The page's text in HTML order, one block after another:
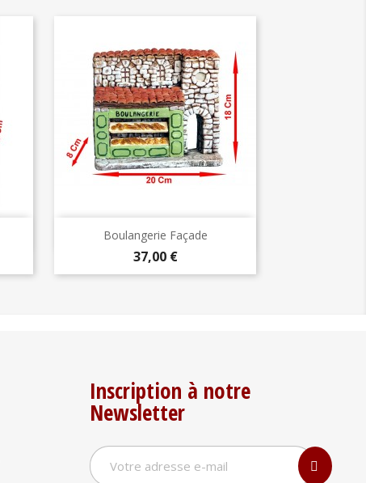
Boulangerie Façade
Prix
37,00 €
Aperçu rapide
Inscription à notre
Newsletter